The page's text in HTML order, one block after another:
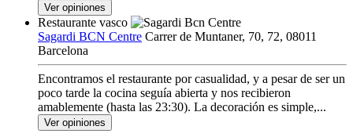
Ver opiniones
Restaurante vasco
Sagardi BCN Centre Carrer de Muntaner, 70, 72, 08011
Barcelona
Encontramos el restaurante por casualidad, y a pesar de ser un
poco tarde la cocina seguía abierta y nos recibieron
amablemente (hasta las 23:30). La decoración es simple,...
Ver opiniones